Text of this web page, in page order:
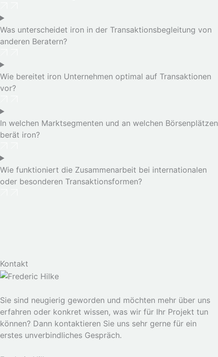
Was unterscheidet iron in der Transaktionsbegleitung von
anderen Beratern?
Wie bereitet iron Unternehmen optimal auf Transaktionen
vor?
In welchen Marktsegmenten und an welchen Börsenplätzen
berät iron?
Wie funktioniert die Zusammenarbeit bei internationalen
oder besonderen Transaktionsformen?
Kontakt
Sie sind neugierig geworden und möchten mehr über uns
erfahren oder konkret wissen, was wir für Ihr Projekt tun
können? Dann kontaktieren Sie uns sehr gerne für ein
erstes unverbindliches Gespräch.